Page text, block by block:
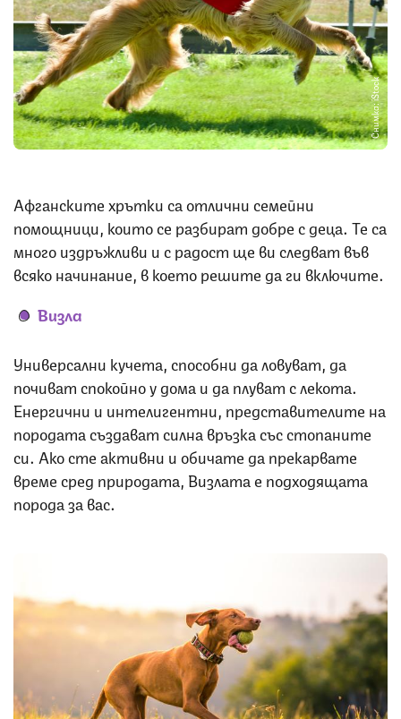
Снимка: iStock
Афганските хрътки са отлични семейни
помощници, които се разбират добре с деца. Те са
много издръжливи и с радост ще ви следват във
всяко начинание, в което решите да ги включите.
Визла
Универсални кучета, способни да ловуват, да
почиват спокойно у дома и да плуват с лекота.
Енергични и интелигентни, представителите на
породата създават силна връзка със стопаните
си. Ако сте активни и обичате да прекарвате
време сред природата, Визлата е подходящата
порода за вас.